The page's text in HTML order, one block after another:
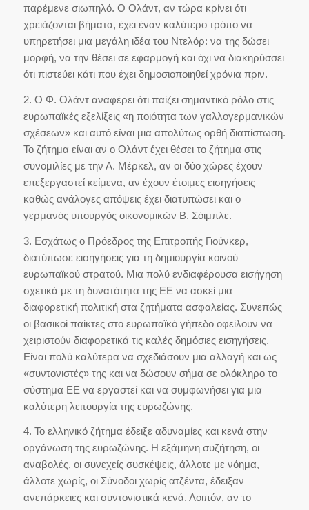
παρέμενε σιωπηλό. Ο Ολάντ, αν τώρα κρίνει ότι
χρειάζονται βήματα, έχει έναν καλύτερο τρόπο να
υπηρετήσει μια μεγάλη ιδέα του Ντελόρ: να της δώσει
μορφή, να την θέσει σε εφαρμογή και όχι να διακηρύσσει
ότι πιστεύει κάτι που έχει δημοσιοποιηθεί χρόνια πριν.
2. Ο Φ. Ολάντ αναφέρει ότι παίζει σημαντικό ρόλο στις
ευρωπαϊκές εξελίξεις «η ποιότητα των γαλλογερμανικών
σχέσεων» και αυτό είναι μια απολύτως ορθή διαπίστωση.
Το ζήτημα είναι αν ο Ολάντ έχει θέσει το ζήτημα στις
συνομιλίες με την Α. Μέρκελ, αν οι δύο χώρες έχουν
επεξεργαστεί κείμενα, αν έχουν έτοιμες εισηγήσεις
καθώς ανάλογες απόψεις έχει διατυπώσει και ο
γερμανός υπουργός οικονομικών Β. Σόιμπλε.
3. Εσχάτως ο Πρόεδρος της Επιτροπής Γιούνκερ,
διατύπωσε εισηγήσεις για τη δημιουργία κοινού
ευρωπαϊκού στρατού. Μια πολύ ενδιαφέρουσα εισήγηση
σχετικά με τη δυνατότητα της ΕΕ να ασκεί μια
διαφορετική πολιτική στα ζητήματα ασφαλείας. Συνεπώς
οι βασικοί παίκτες στο ευρωπαϊκό γήπεδο οφείλουν να
χειριστούν διαφορετικά τις καλές δημόσιες εισηγήσεις.
Είναι πολύ καλύτερα να σχεδιάσουν μια αλλαγή και ως
«συντονιστές» της και να δώσουν σήμα σε ολόκληρο το
σύστημα ΕΕ να εργαστεί και να συμφωνήσει για μια
καλύτερη λειτουργία της ευρωζώνης.
4. Το ελληνικό ζήτημα έδειξε αδυναμίες και κενά στην
οργάνωση της ευρωζώνης. Η εξάμηνη συζήτηση, οι
αναβολές, οι συνεχείς συσκέψεις, άλλοτε με νόημα,
άλλοτε χωρίς, οι Σύνοδοι χωρίς ατζέντα, έδειξαν
ανεπάρκειες και συντονιστικά κενά. Λοιπόν, αν το